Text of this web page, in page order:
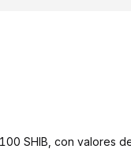
SHIB, con valores